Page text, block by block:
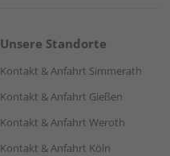
Unsere Standorte
Kontakt & Anfahrt Simmerath
Kontakt & Anfahrt Gießen
Kontakt & Anfahrt Weroth
Kontakt & Anfahrt Köln